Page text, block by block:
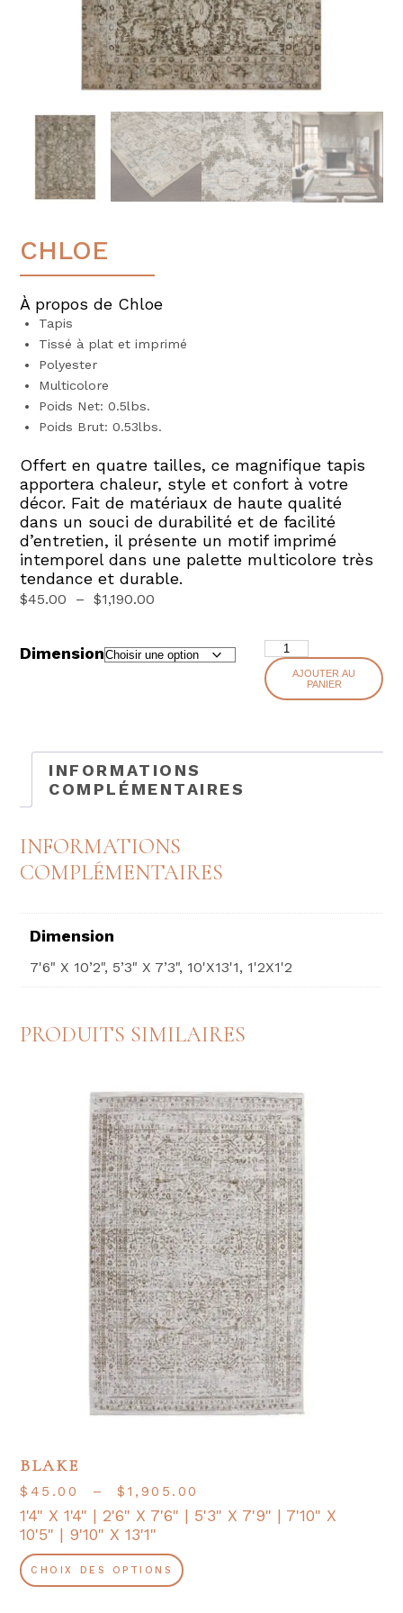
CHLOE
À propos de Chloe
Tapis
Tissé à plat et imprimé
Polyester
Multicolore
Poids Net: 0.5lbs.
Poids Brut: 0.53lbs.
Offert en quatre tailles, ce magnifique tapis
apportera chaleur, style et confort à votre
décor. Fait de matériaux de haute qualité
dans un souci de durabilité et de facilité
d’entretien, il présente un motif imprimé
intemporel dans une palette multicolore très
tendance et durable.
$45.00 – $1,190.00
$45.00
Dimension
quantité
de
CHLOE
AJOUTER AU
PANIER
INFORMATIONS
COMPLÉMENTAIRES
INFORMATIONS
COMPLÉMENTAIRES
Dimension
7'6" X 10’2", 5’3" X 7’3", 10'X13'1, 1'2X1'2
PRODUITS SIMILAIRES
BLAKE
$ 45.00 – $ 1,905.00
DE
PRIX :
1'4" X 1'4" | 2'6" X 7'6" | 5'3" X 7'9" | 7'10" X
10'5" | 9'10" X 13'1"
CHOIX DES OPTIONS
produit